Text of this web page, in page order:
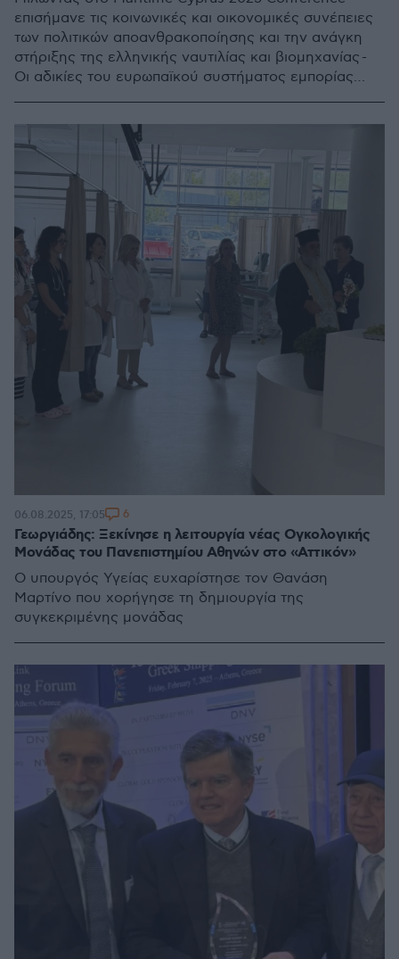
επισήμανε τις κοινωνικές και οικονομικές συνέπειες
των πολιτικών αποανθρακοποίησης και την ανάγκη
στήριξης της ελληνικής ναυτιλίας και βιομηχανίας -
Οι αδικίες του ευρωπαϊκού συστήματος εμπορίας
Γεωργιάδης: Ξεκίνησε η λειτουργία νέας Ογκολογικής
Μονάδας του Πανεπιστημίου Αθηνών στο «Αττικόν»
Ο υπουργός Υγείας ευχαρίστησε τον Θανάση
Μαρτίνο που χορήγησε τη δημιουργία της
συγκεκριμένης μονάδας
06.08.2025, 17:05 6